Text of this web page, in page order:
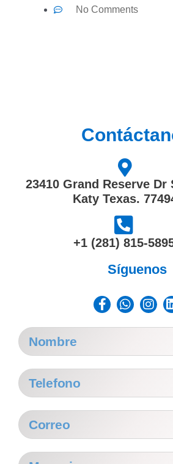
No Comments
23410 Grand Reserve Dr
Katy Texas.
‎+1 (281) 815-
Síguenos
Facebook-
f